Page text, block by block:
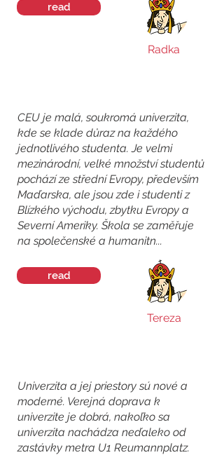
read
Radka
CEU je malá, soukromá univerzita,
kde se klade důraz na každého
jednotlivého studenta. Je velmi
mezinárodní, velké množství studentů
pochází ze střední Evropy, především
Maďarska, ale jsou zde i studenti z
Blízkého východu, zbytku Evropy a
Severní Ameriky. Škola se zaměřuje
na společenské a humanitn...
read
Tereza
Univerzita a jej priestory sú nové a
moderné. Verejná doprava k
univerzite je dobrá, nakoľko sa
univerzita nachádza neďaleko od
zastávky metra U1 Reumannplatz.